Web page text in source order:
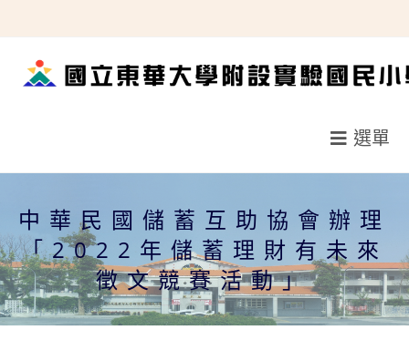
轉
選單
中華民國儲蓄互助協會辦理
「2022年儲蓄理財有未來
徵文競賽活動」